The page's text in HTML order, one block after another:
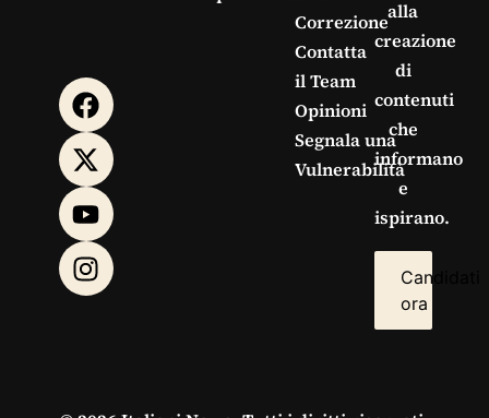
Correzione
Contatta
il Team
Opinioni
Segnala una
Vulnerabilità
alla
creazione
di
contenuti
che
informano
e
ispirano.
Candidati
ora